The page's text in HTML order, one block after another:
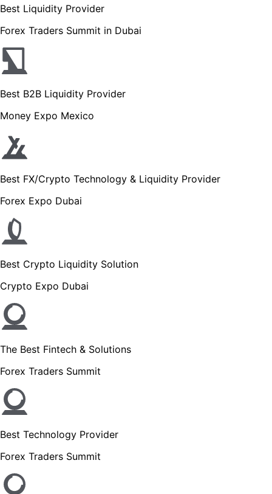
Best Liquidity Provider
Forex Traders Summit in Dubai
Best B2B Liquidity Provider
Money Expo Mexico
Best FX/Crypto Technology & Liquidity Provider
Forex Expo Dubai
Best Crypto Liquidity Solution
Crypto Expo Dubai
The Best Fintech & Solutions
Forex Traders Summit
Best Technology Provider
Forex Traders Summit